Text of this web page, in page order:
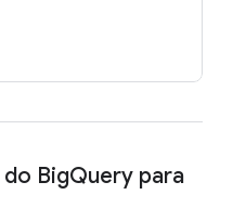
BigQuery para